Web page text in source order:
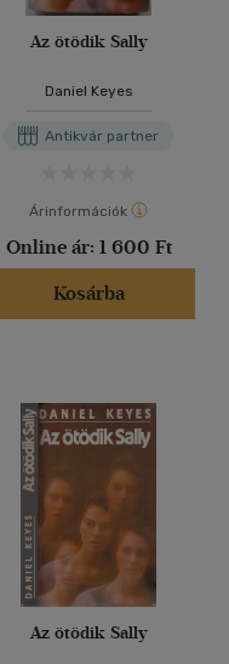
Az ötödik Sally
Daniel Keyes
Antikvár partner
Árinformációk
Online ár: 1 600 Ft
Kosárba
Az ötödik Sally